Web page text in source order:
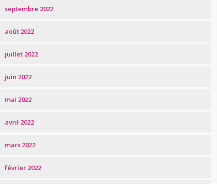
septembre 2022
août 2022
juillet 2022
juin 2022
mai 2022
avril 2022
mars 2022
février 2022